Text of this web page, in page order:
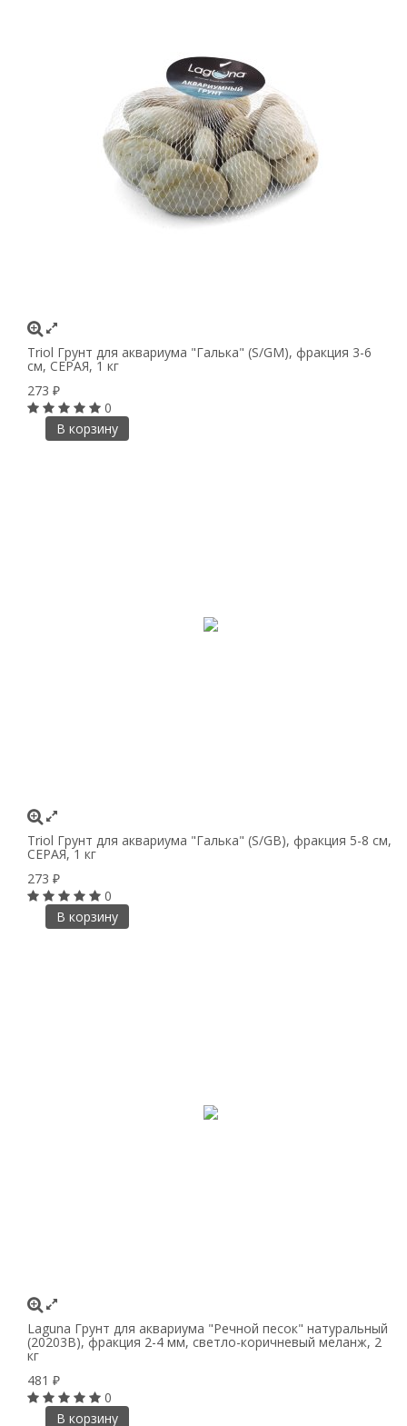
Triol Грунт для аквариума "Галька" (S/GM), фракция 3-6
см, СЕРАЯ, 1 кг
273 ₽
0
В корзину
Triol Грунт для аквариума "Галька" (S/GB), фракция 5-8 см,
СЕРАЯ, 1 кг
273 ₽
0
В корзину
Laguna Грунт для аквариума "Речной песок" натуральный
(20203В), фракция 2-4 мм, светло-коричневый меланж, 2
кг
481 ₽
0
В корзину